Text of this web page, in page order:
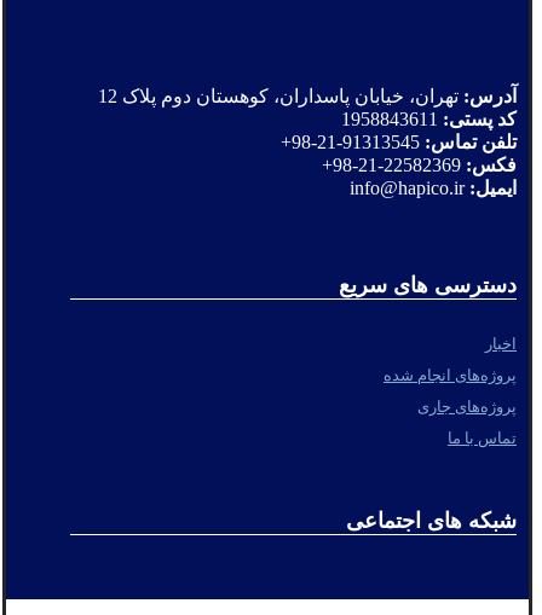
آدرس: تهران، خیابان پاسداران، کوهستان دوم پلاک 12
کد پستی:
تلفن تماس:
فکس:
ایمیل: info@hapico.ir
دسترسی های سریع
اخبار
پروژه‌های انجام شده
پروژه‌های جاری
تماس با ما
شبکه های اجتماعی